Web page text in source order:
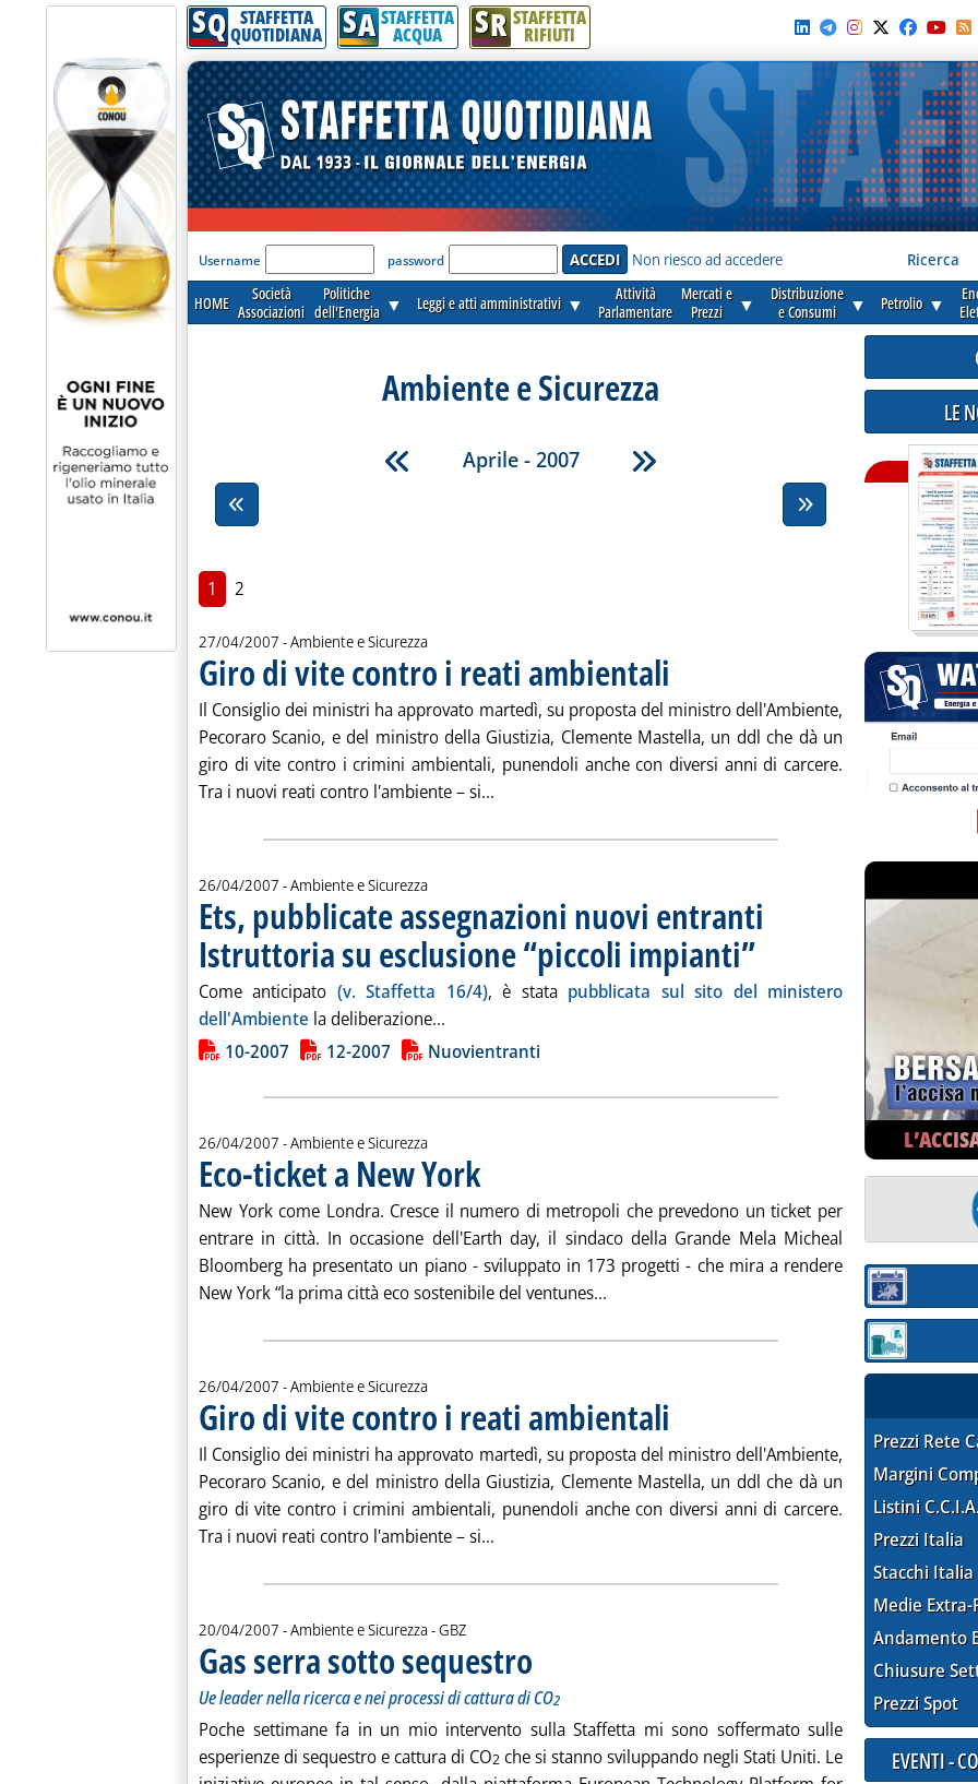
SQ STAFFETTA
QUOTIDIANA SA STAFFETTA
ACQUA SR STAFFETTA
RIFIUTI
'Modulo Login per accedere'
Username password Non riesco ad accedere Ricerca
HOME
Società
Associazioni
Politiche
dell'Energia ▼ Leggi e atti amministrativi ▼
Attività
Parlamentare
Mercati e
Prezzi
▼
Distribuzione
e Consumi
▼ Petrolio ▼
Ambiente e Sicurezza
Aprile - 2007
1 2
27/04/2007 - Ambiente e Sicurezza
Giro di vite contro i reati ambientali . Pubblicata venerdì 27 aprile 2007 alle 16.13.
Il Consiglio dei ministri ha approvato martedì, su proposta del ministro dell'Ambiente,
Pecoraro Scanio, e del ministro della Giustizia, Clemente Mastella, un ddl che dà un
giro di vite contro i crimini ambientali, punendoli anche con diversi anni di carcere.
Tra i nuovi reati contro l'ambiente – si... Leggi tutta la notizia: 'Giro di vite contro i reati ambientali'
26/04/2007 - Ambiente e Sicurezza
Ets, pubblicate assegnazioni nuovi entranti
Istruttoria su esclusione “piccoli impianti”. Pubblicata giovedì 26 aprile 2007 alle
Come anticipato (v. Staffetta 16/4), è stata pubblicata sul sito del ministero
dell'Ambiente la deliberazione... Leggi tutta la notizia: 'Ets, pubblicate assegnazioni nuovi entranti .
Lista allegati PDF alla notizia
10-2007 12-2007 Nuovientranti
26/04/2007 - Ambiente e Sicurezza
Eco-ticket a New York. Pubblicata giovedì 26 aprile 2007 alle 16.39.
New York come Londra. Cresce il numero di metropoli che prevedono un ticket per
entrare in città. In occasione dell'Earth day, il sindaco della Grande Mela Micheal
Bloomberg ha presentato un piano - sviluppato in 173 progetti - che mira a rendere
New York “la prima città eco sostenibile del ventunes... Leggi tutta la notizia: 'Eco-ticket a New York'
26/04/2007 - Ambiente e Sicurezza
Giro di vite contro i reati ambientali
Il Consiglio dei ministri ha approvato martedì, su proposta del ministro dell'Ambiente,
Pecoraro Scanio, e del ministro della Giustizia, Clemente Mastella, un ddl che dà un
giro di vite contro i crimini ambientali, punendoli anche con diversi anni di carcere.
Tra i nuovi reati contro l'ambiente – si... Leggi tutta la notizia: 'Giro di vite contro i reati ambientali'
20/04/2007 - Ambiente e Sicurezza -di:
GBZ
Gas serra sotto sequestro . Sottotitolo: Ue leader nella ricerca e nei processi di cattura di CO
Ue leader nella ricerca e nei processi di cattura di CO2
Poche settimane fa in un mio intervento sulla Staffetta mi sono soffermato sulle
esperienze di sequestro e cattura di CO2 che si stanno sviluppando negli Stati Uniti. Le
LE
Sezione:
Sezione:
Prezzi Rete
Margini
Listini
Prezzi Italia
Stacchi Italia
Medie Extra-
Andamento
Chiusure
Prezzi Spot
EVENTI -